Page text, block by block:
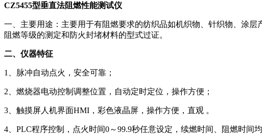
CZ5455型垂直法阻燃性能测试仪
一、主要用途：主要用于有阻燃要求的纺织品如机织物、针织物、涂
阻燃等级的测定和防火封堵材料的型式过证。
二、仪器特征
1、脉冲自动点火，安全可靠；
2、燃烧器电动控制调整位置，自动定时定位，操作方便；
3、触摸屏人机界面HMI，彩色液晶屏，操作方便，直观 。
4、PLC程序控制，点火时间0～99.9秒任意设定，续燃时间、阻燃时间